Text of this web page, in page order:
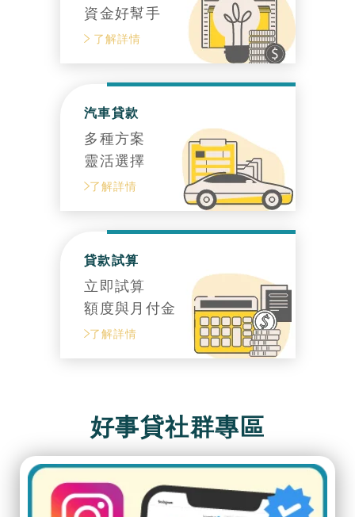
資金好幫手
了解詳情
汽車貸款
多種方案
靈活選擇
了解詳情
貸款試算
立即試算
額度與月付金
了解詳情
好事貸社群專區